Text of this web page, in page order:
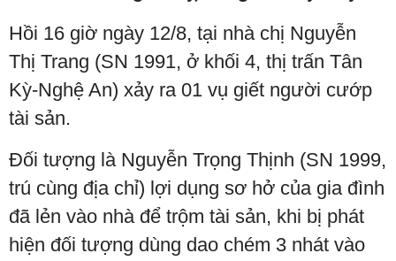
Hồi 16 giờ ngày 12/8, tại nhà chị Nguyễn
Thị Trang (SN 1991, ở khối 4, thị trấn Tân
Kỳ-Nghệ An) xảy ra 01 vụ giết người cướp
tài sản.
Đối tượng là Nguyễn Trọng Thịnh (SN 1999,
trú cùng địa chỉ) lợi dụng sơ hở của gia đình
đã lẻn vào nhà để trộm tài sản, khi bị phát
hiện đối tượng dùng dao chém 3 nhát vào